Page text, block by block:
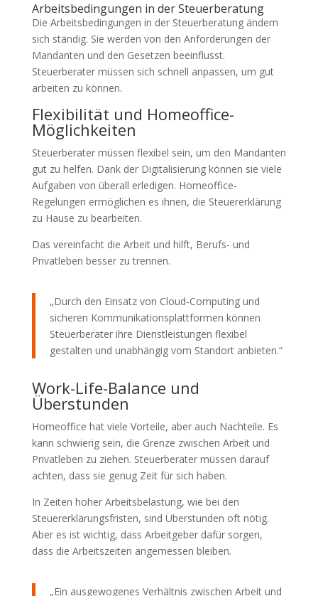
Arbeitsbedingungen in der Steuerberatung
Die Arbeitsbedingungen in der Steuerberatung ändern
sich ständig. Sie werden von den Anforderungen der
Mandanten und den Gesetzen beeinflusst.
Steuerberater müssen sich schnell anpassen, um gut
arbeiten zu können.
Flexibilität und Homeoffice-
Möglichkeiten
Steuerberater müssen flexibel sein, um den Mandanten
gut zu helfen. Dank der Digitalisierung können sie viele
Aufgaben von überall erledigen. Homeoffice-
Regelungen ermöglichen es ihnen, die Steuererklärung
zu Hause zu bearbeiten.
Das vereinfacht die Arbeit und hilft, Berufs- und
Privatleben besser zu trennen.
„Durch den Einsatz von Cloud-Computing und
sicheren Kommunikationsplattformen können
Steuerberater ihre Dienstleistungen flexibel
gestalten und unabhängig vom Standort anbieten.“
Work-Life-Balance und
Überstunden
Homeoffice hat viele Vorteile, aber auch Nachteile. Es
kann schwierig sein, die Grenze zwischen Arbeit und
Privatleben zu ziehen. Steuerberater müssen darauf
achten, dass sie genug Zeit für sich haben.
In Zeiten hoher Arbeitsbelastung, wie bei den
Steuererklärungsfristen, sind Überstunden oft nötig.
Aber es ist wichtig, dass Arbeitgeber dafür sorgen,
dass die Arbeitszeiten angemessen bleiben.
„Ein ausgewogenes Verhältnis zwischen Arbeit und